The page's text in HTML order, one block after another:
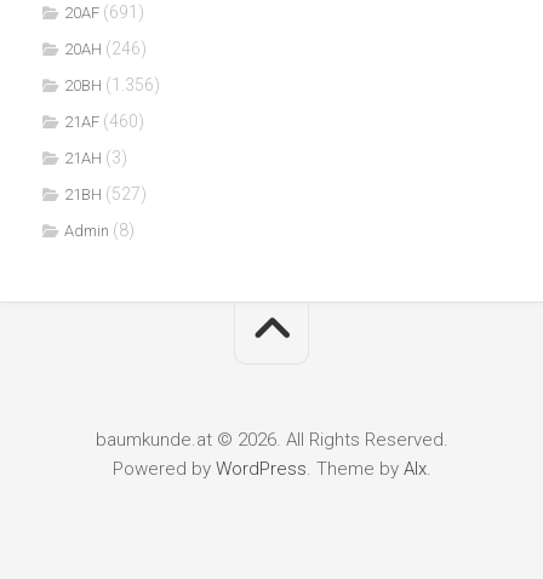
20AF (691)
20AH (246)
20BH (1.356)
21AF (460)
21AH (3)
21BH (527)
Admin (8)
baumkunde.at © 2026. All Rights Reserved.
Powered by WordPress. Theme by Alx.